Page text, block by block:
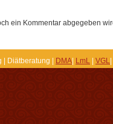
ein Kommentar abgegeben
| Diätberatung | DMA LmL VGL